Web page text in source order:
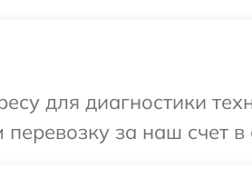
для диагностики
за наш счет